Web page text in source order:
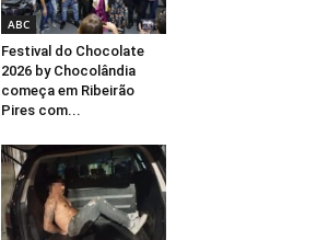
ABC
Festival do Chocolate
2026 by Chocolândia
começa em Ribeirão
Pires com...